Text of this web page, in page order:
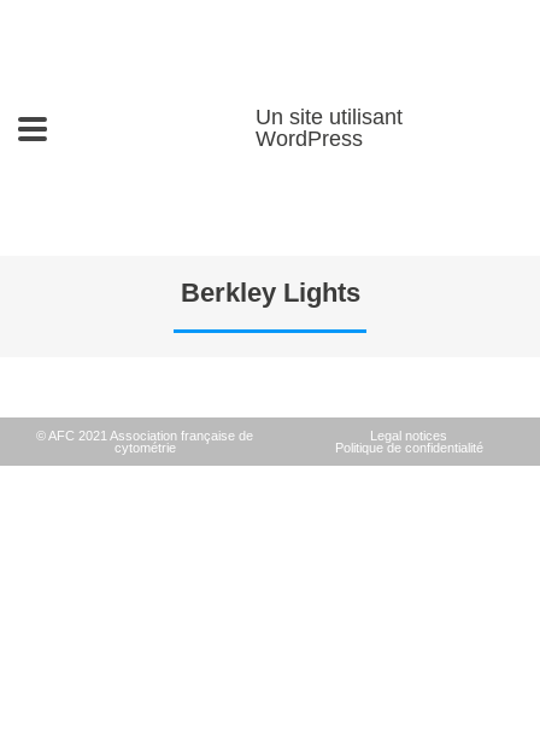
Un site utilisant
WordPress
Berkley Lights
© AFC 2021 Association française de
cytométrie
Legal notices
Politique de confidentialité